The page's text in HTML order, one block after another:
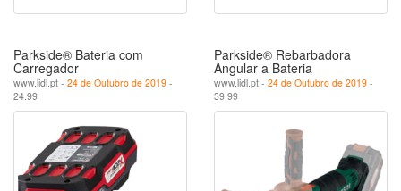
Parkside® Bateria com
Carregador
www.lidl.pt - 24 de Outubro de 2019 -
24.99
Parkside® Rebarbadora
Angular a Bateria
www.lidl.pt - 24 de Outubro de 2019 -
39.99